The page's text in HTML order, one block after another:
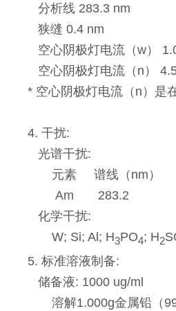
分析线 283.3 nm
狭缝 0.4 nm
空心阴极灯电流（w）
空心阴极灯电流（n）
* 空心阴极灯电流（n）是
4. 干扰:
光谱干扰:
元素 谱线（nm）
Am 283.2
化学干扰:
W; Si; Al; H3PO4; H2
5. 标准溶液制备:
储备液: 1000 ug/ml
溶解1.000g金属铅（